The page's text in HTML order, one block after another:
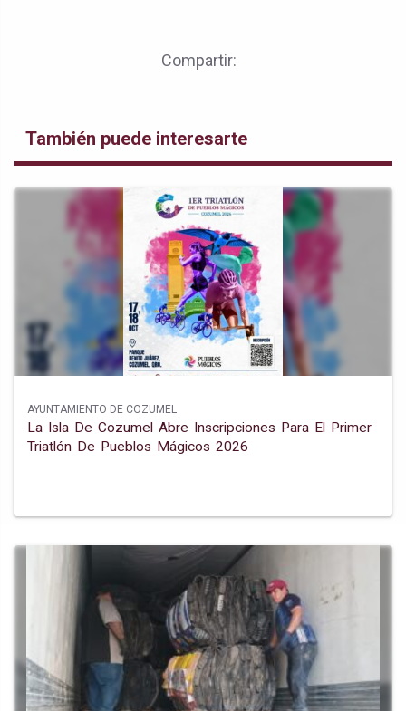
Compartir:
También puede interesarte
AYUNTAMIENTO DE COZUMEL
La Isla De Cozumel Abre Inscripciones Para El Primer
Triatlón De Pueblos Mágicos 2026